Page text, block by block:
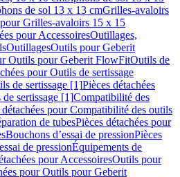
de sol 13 x 13 cmGrilles-avaloirs
pour Grilles-avaloirs 15 x 15
pour AccessoiresOutillages,
OutillagesOutils pour Geberit
Outils pour Geberit FlowFitOutils de
pour Outils de sertissage
de sertissage [1]Pièces détachées
sertissage [1]Compatibilité des
détachées pour Compatibilité des outils
de tubesPièces détachées pour
Bouchons d’essai de pressionPièces
de pressionÉquipements de
pour AccessoiresOutils pour
pour Outils pour Geberit